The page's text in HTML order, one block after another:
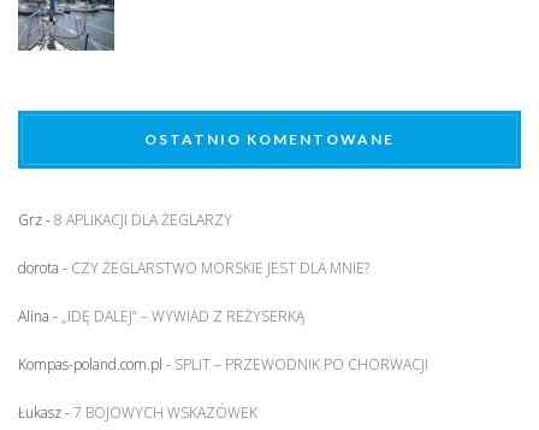
OSTATNIO KOMENTOWANE
Grz-8 APLIKACJI DLA ŻEGLARZY
dorota - CZY ŻEGLARSTWO MORSKIE JEST DLA MNIE?
Alina - „IDĘ DALEJ” – WYWIAD Z REŻYSERKĄ
Kompas-poland.com.pl - SPLIT – PRZEWODNIK PO CHORWACJI
Łukasz-7 BOJOWYCH WSKAZÓWEK